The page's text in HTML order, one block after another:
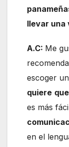
llevar una
A.C: Me
escoger
quiere
es más
en el